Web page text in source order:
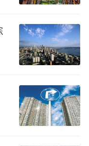
义全能生活新范
择一套房子，更
荣的生活方式，
高品质生活。